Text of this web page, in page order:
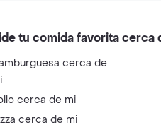
tu comida favorita cerca
cerca de
cerca de mi
cerca de mi